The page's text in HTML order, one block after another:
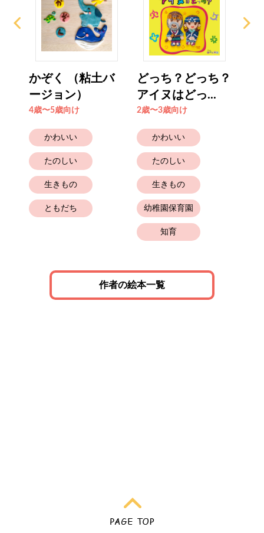
かぞく （粘土バ
ージョン）
4歳〜5歳向け
かわいい
たのしい
生きもの
ともだち
どっち？どっち？
アイヌはどっ...
2歳〜3歳向け
かわいい
たのしい
生きもの
幼稚園保育園
知育
作者の絵本一覧